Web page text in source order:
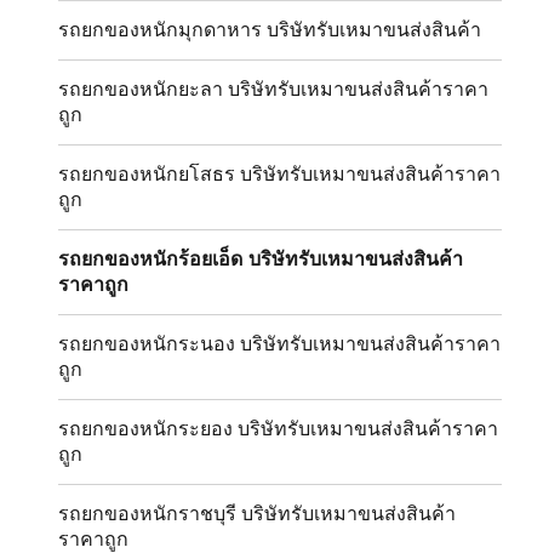
รถยกของหนักมุกดาหาร บริษัทรับเหมาขนส่งสินค้า
รถยกของหนักยะลา บริษัทรับเหมาขนส่งสินค้าราคา
ถูก
รถยกของหนักยโสธร บริษัทรับเหมาขนส่งสินค้าราคา
ถูก
รถยกของหนักร้อยเอ็ด บริษัทรับเหมาขนส่งสินค้า
ราคาถูก
รถยกของหนักระนอง บริษัทรับเหมาขนส่งสินค้าราคา
ถูก
รถยกของหนักระยอง บริษัทรับเหมาขนส่งสินค้าราคา
ถูก
รถยกของหนักราชบุรี บริษัทรับเหมาขนส่งสินค้า
ราคาถูก